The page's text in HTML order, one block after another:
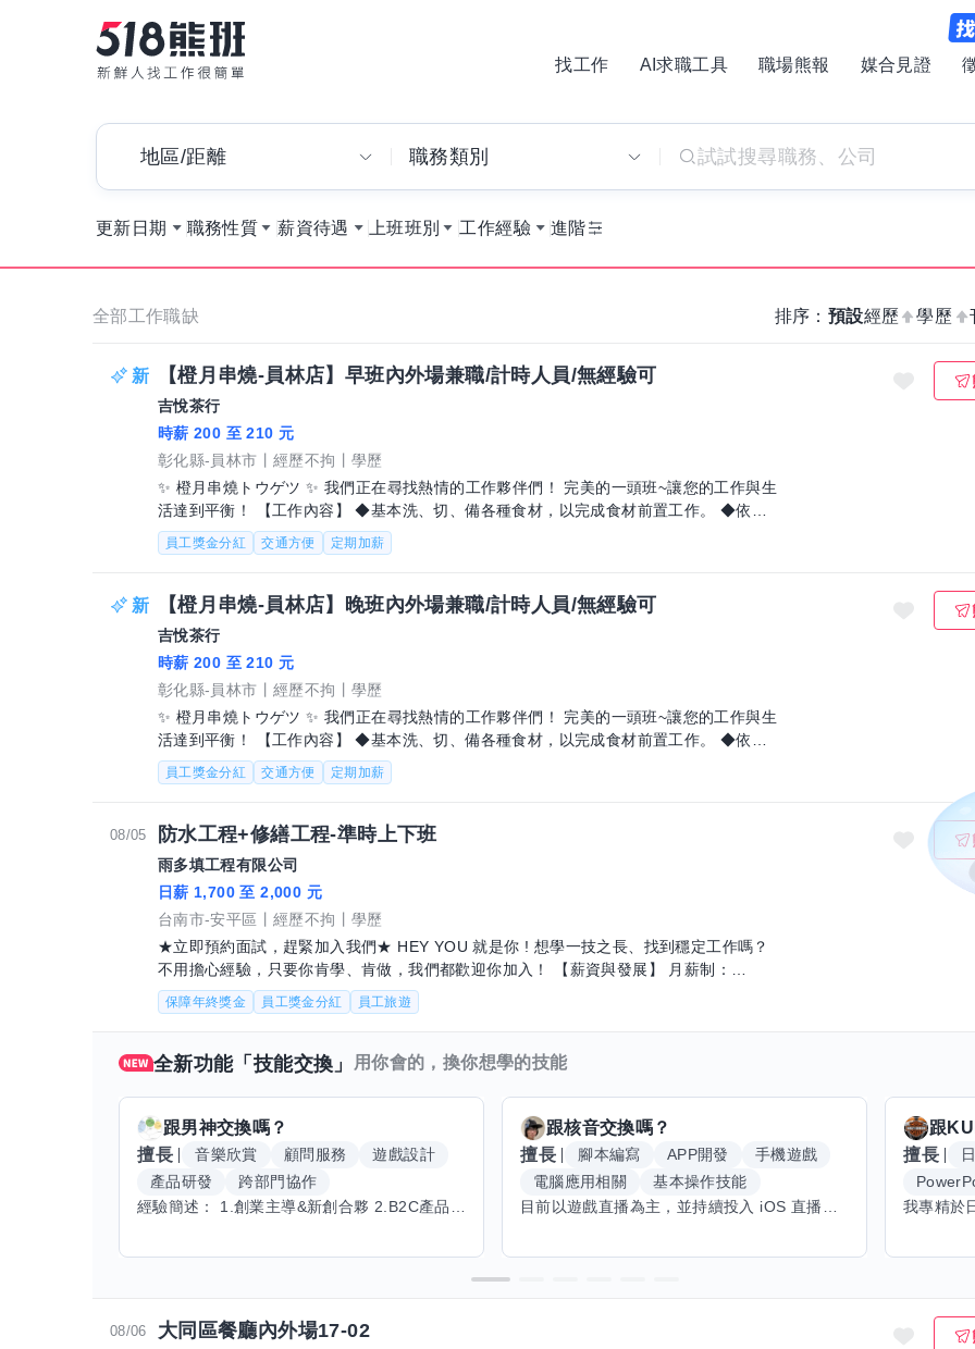
找工作 AI求職工具 職場熊報 媒合見證
地區/距離 職務類別
更新日期 職務性質 薪資待遇 上班班別 工作經驗 進階
全部工作職缺 排序： 預設經歷 學歷
【橙月串燒-員林店】早班內外場兼職/計時人員/無經驗可
吉悅茶行
時薪 200 至 210 元
彰化縣-員林市
經歷不拘
學歷
✨ 橙月串燒トウゲツ ✨ 我們正在尋找熱情的工作夥伴們！ 完美的一頭班~讓您的工作與生
活達到平衡！ 【工作內容】 ◆基本洗、切、備各種食材，以完成食材前置工作。 ◆依客
人點餐（內用、外帶），進行烤台
員工獎金分紅 交通方便 定期加薪
【橙月串燒-員林店】晚班內外場兼職/計時人員/無經驗可
吉悅茶行
時薪 200 至 210 元
彰化縣-員林市
經歷不拘
學歷
✨ 橙月串燒トウゲツ ✨ 我們正在尋找熱情的工作夥伴們！ 完美的一頭班~讓您的工作與生
活達到平衡！ 【工作內容】 ◆基本洗、切、備各種食材，以完成食材前置工作。 ◆依客
人點餐（內用、外帶），進行烤台
員工獎金分紅 交通方便 定期加薪
08/05 防水工程+修繕工程-準時上下班
雨多填工程有限公司
日薪 1,700 至 2,000 元
台南市-安平區
經歷不拘
學歷
★立即預約面試，趕緊加入我們★ HEY YOU 就是你 ! 想學一技之長、找到穩定工作嗎？
不用擔心經驗，只要你肯學、肯做，我們都歡迎你加入！ 【薪資與發展】 月薪制：
35,000 元起(有經驗另
保障年終獎金 員工獎金分紅 員工旅遊
全新功能「技能交換」 用你會的，換你想學的技能
跟男神交換嗎？
擅長
音樂欣賞 顧問服務
遊戲設計
產品研發
跨部門協作
經驗簡述： 1.創業主導&新創合夥 2.B2C產品開發運營一條龍 3.AI應用開發與量化研究新創 標籤話題都可以聊，開放交流 找尋共同創業機會，亦歡迎新創收編
跟核音交換嗎？
擅長
腳本編寫 APP開發
手機遊戲
電腦應用相關
基本操作技能
目前以遊戲直播為主，並持續投入 iOS 直播推流應用開發。對直播技術、影音串流、AI 應用、內容創作與產品設計有濃厚興趣，平時透過實作累積開發經驗，也持續學習 Godot 遊戲開發、影音剪輯、音樂創作與編曲等相關技術。 希望透過技能交換認識不同背景的夥伴，一起交流開發經驗、Side Project、AI 工作流程、內容創作與職涯發展。如果你也對程式開發、直播技術、設計、美術、Cosplay、造型、化妝、攝影、影音製作、音樂創作等領域有興趣，都很歡迎交流，彼此分享經驗、互相學習，一起成長。
跟
擅長
08/06 大同區餐廳內外場17-02